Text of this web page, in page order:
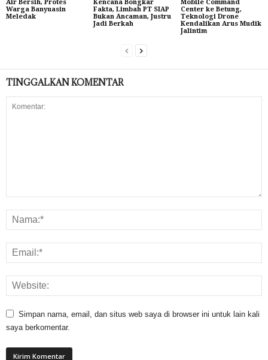
Air Bersih, Protes
Warga Banyuasin
Meledak
Kencana Bongkar
Fakta, Limbah PT SIAP
Bukan Ancaman, Justru
Jadi Berkah
Mobile Command
Center ke Betung,
Teknologi Drone
Kendalikan Arus Mudik
Jalintim
TINGGALKAN KOMENTAR
Simpan nama, email, dan situs web saya di browser ini untuk lain kali
saya berkomentar.